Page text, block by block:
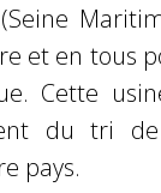
et en tous
Cette
du tri
pays.